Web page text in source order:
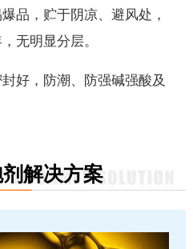
品，贮于阴凉、避风处，
无明显分层。
好，防潮、防强碱强酸及
解决方案